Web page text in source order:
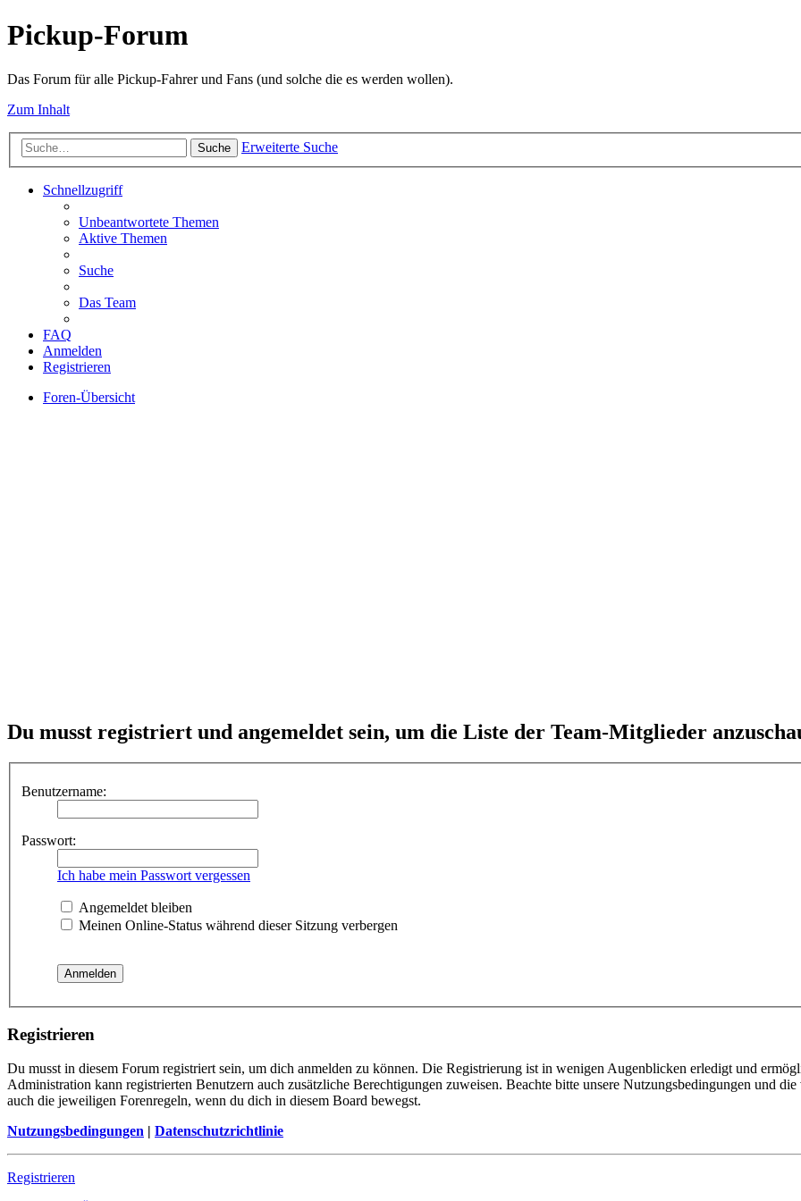
Pickup-Forum
Das Forum für alle Pickup-Fahrer und Fans (und solche die es werden wollen).
Zum Inhalt
Suche Erweiterte Suche
Schnellzugriff
Unbeantwortete Themen
Aktive Themen
Suche
Das Team
FAQ
Anmelden
Registrieren
Foren-Übersicht
Du musst registriert und angemeldet sein, um die Liste der Team-Mitglieder
Benutzername:
Passwort:
Ich habe mein Passwort vergessen
Angemeldet bleiben
Meinen Online-Status während dieser Sitzung verbergen
Registrieren
Du musst in diesem Forum registriert sein, um dich anmelden zu können. Die Registrierung ist in wenigen Augenblicken erledigt und
Administration kann registrierten Benutzern auch zusätzliche Berechtigungen zuweisen. Beachte bitte unsere Nutzungsbedingungen und
auch die jeweiligen Forenregeln, wenn du dich in diesem Board bewegst.
Nutzungsbedingungen | Datenschutzrichtlinie
Registrieren